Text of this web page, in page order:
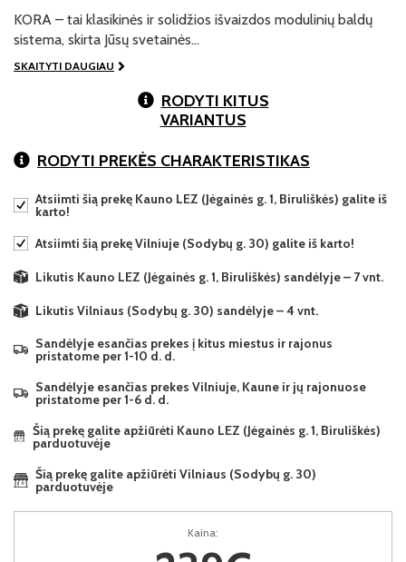
KORA – tai klasikinės ir solidžios išvaizdos modulinių baldų
sistema, skirta Jūsų svetainės…
SKAITYTI DAUGIAU
RODYTI KITUS
VARIANTUS
RODYTI PREKĖS CHARAKTERISTIKAS
Atsiimti šią prekę Kauno LEZ (Jėgainės g. 1, Biruliškės) galite iš
karto!
Atsiimti šią prekę Vilniuje (Sodybų g. 30) galite iš karto!
Likutis Kauno LEZ (Jėgainės g. 1, Biruliškės) sandėlyje – 7 vnt.
Likutis Vilniaus (Sodybų g. 30) sandėlyje – 4 vnt.
Sandėlyje esančias prekes į kitus miestus ir rajonus
pristatome per 1-10 d. d.
Sandėlyje esančias prekes Vilniuje, Kaune ir jų rajonuose
pristatome per 1-6 d. d.
Šią prekę galite apžiūrėti Kauno LEZ (Jėgainės g. 1, Biruliškės)
parduotuvėje
Šią prekę galite apžiūrėti Vilniaus (Sodybų g. 30)
parduotuvėje
Kaina: